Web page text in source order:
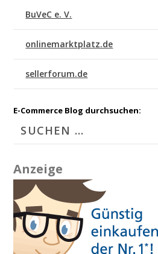
BuVeC e. V.
onlinemarktplatz.de
sellerforum.de
E-Commerce Blog durchsuchen:
Anzeige